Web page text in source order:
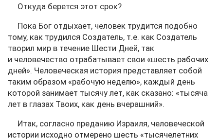
Откуда берется этот срок?
Пока Бог отдыхает, человек трудится подобно
тому, как трудился Создатель, т.е. как Создатель
творил мир в течение Шести Дней, так
и человечество отрабатывает свои «шесть рабочих
дней». Человеческая история представляет собой
таким образом «рабочую неделю», каждый день
которой занимает тысячу лет, как сказано: «тысяча
лет в глазах Твоих, как день вчерашний».
Итак, согласно преданию Израиля, человеческой
истории исходно отмерено шесть «тысячелетних